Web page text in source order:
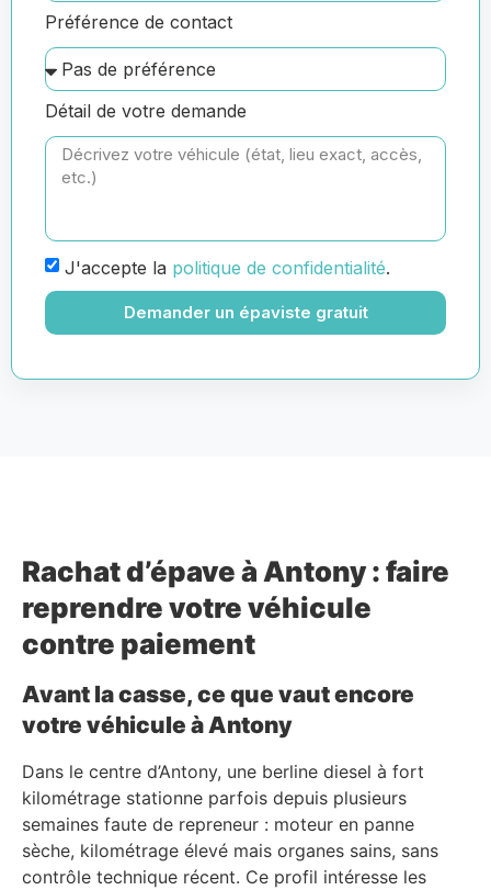
Préférence de contact
Détail de votre demande
J'accepte la politique de confidentialité.
Demander un épaviste gratuit
Rachat d’épave à Antony : faire
reprendre votre véhicule
contre paiement
Avant la casse, ce que vaut encore
votre véhicule à Antony
Dans le centre d’Antony, une berline diesel à fort
kilométrage stationne parfois depuis plusieurs
semaines faute de repreneur : moteur en panne
sèche, kilométrage élevé mais organes sains, sans
contrôle technique récent. Ce profil intéresse les